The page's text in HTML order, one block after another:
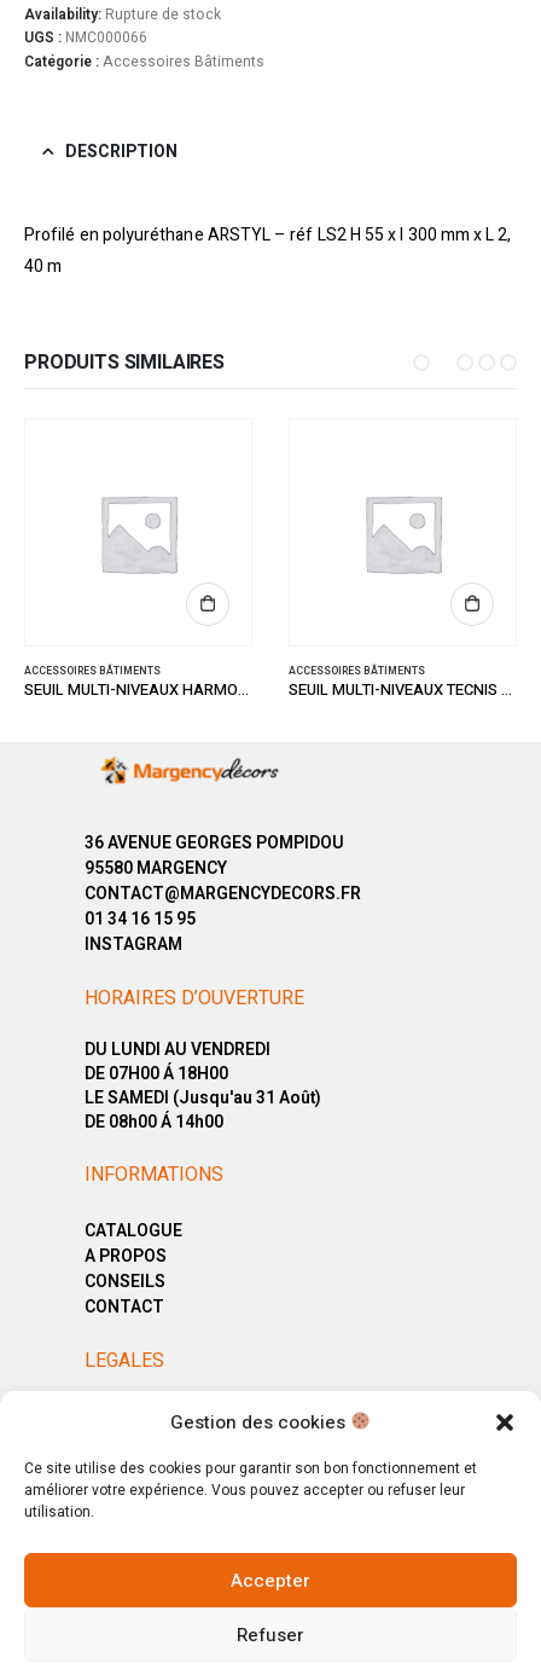
Gestion des cookies
Ce site utilise des cookies pour garantir son bon fonctionnement et
améliorer votre expérience. Vous pouvez accepter ou refuser leur
utilisation.
Accepter
Refuser
Availability: Rupture de stock
UGS : NMC000066
Catégorie :Accessoires Bâtiments
DESCRIPTION
Profilé en polyuréthane ARSTYL – réf LS2 H 55 x l 300 mm x L 2,
40 m
PRODUITS SIMILAIRES
ACCESSOIRES BÂTIMENTS
SEUIL MULTI-NIVEAUX HARMONY ALU STRIE 47/93
ACCESSOIRES BÂTIMENTS
SEUIL MULTI-NIVEAUX TECNIS ALUMINIUM 32/93
36 AVENUE GEORGES POMPIDOU
95580 MARGENCY
CONTACT@MARGENCYDECORS.FR
01 34 16 15 95
INSTAGRAM
HORAIRES D’OUVERTURE
DU LUNDI AU VENDREDI
DE 07H00 Á 18H00
LE SAMEDI (Jusqu'au 31 Août)
DE 08h00 Á 14h00
INFORMATIONS
CATALOGUE
A PROPOS
CONSEILS
CONTACT
LEGALES
MENTIONS LÉGALES
CGV
© Copyright 2025. All Rights Reserved.